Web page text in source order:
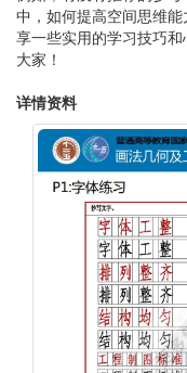
中，如何提高空间思维
享一些实用的学习技巧
大家！
详情资料